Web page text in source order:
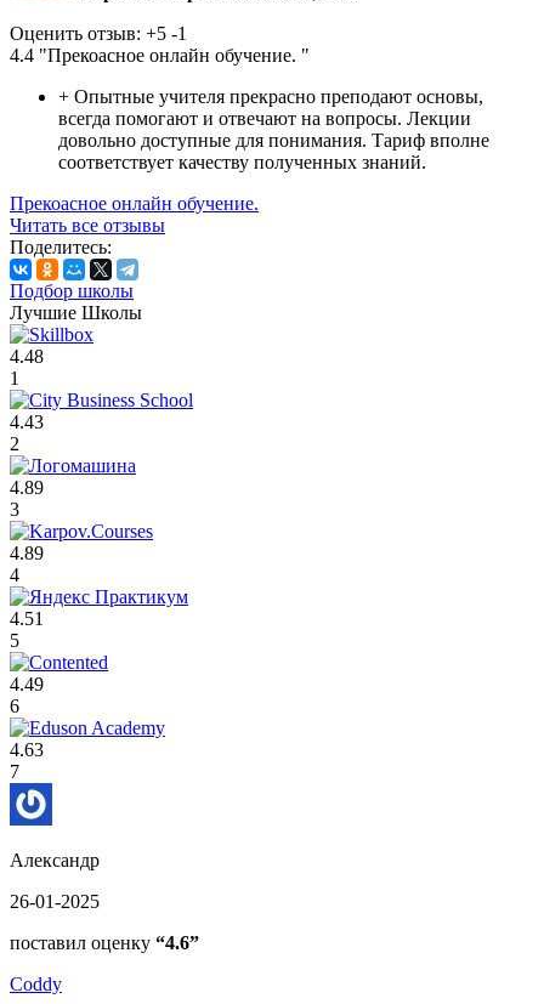
Оценить отзыв: +5 -1
4.4 "Прекоасное онлайн обучение. "
+ Опытные учителя прекрасно преподают основы,
всегда помогают и отвечают на вопросы. Лекции
довольно доступные для понимания. Тариф вполне
соответствует качеству полученных знаний.
Прекоасное онлайн обучение.
Читать все отзывы
Поделитесь:
Подбор школы
Лучшие Школы
4.48
1
4.43
2
4.89
3
4.89
4
4.51
5
4.49
6
4.63
7
Александр
26-01-2025
поставил оценку “4.6”
Coddy